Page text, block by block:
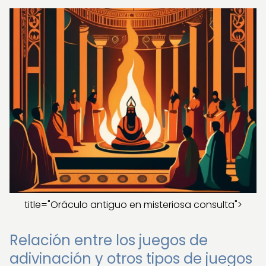
title="Oráculo antiguo en misteriosa consulta">
Relación entre los juegos de
adivinación y otros tipos de juegos